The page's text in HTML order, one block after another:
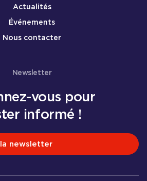
Actualités
Événements
Nous contacter
Newsletter
vous pour
informé !
newsletter